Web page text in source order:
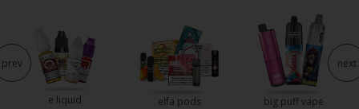
e liquid elfa pods big puff vape
prev next